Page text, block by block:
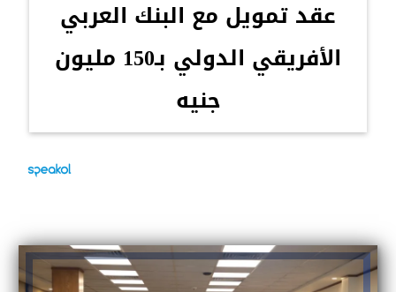
عقد تمويل مع البنك العربي
الأفريقي الدولي بـ150 مليون
جنيه